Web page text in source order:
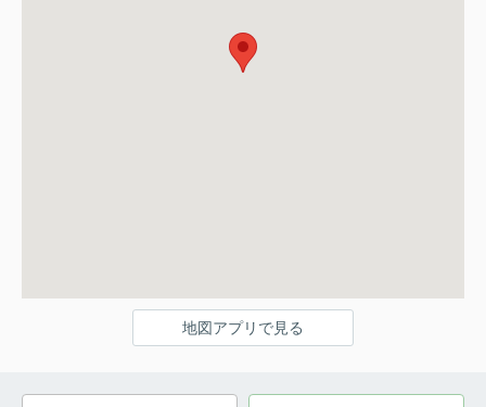
地図アプリで見る